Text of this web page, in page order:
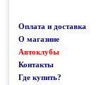
Оплата и доставка
О магазине
Автоклубы
Контакты
Где купить?